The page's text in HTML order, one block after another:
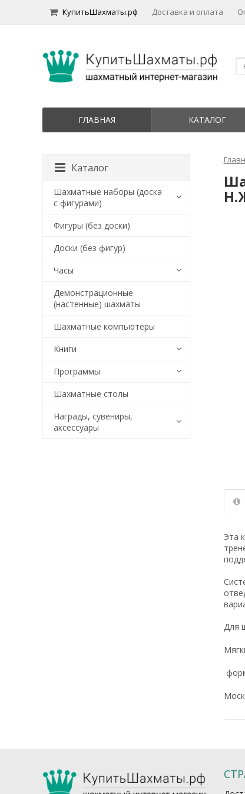
КупитьШахматы.рф Доставка и оплата
ГЛАВНАЯ КАТАЛОГ
Эта
Для
Каталог
Шахматные наборы (доска
с фигурами)
Фигуры (без доски)
Доски (без фигур)
Часы
Демонстрационные
(настенные) шахматы
Шахматные компьютеры
Книги
Программы
Шахматные столы
Награды, сувениры,
аксессуары